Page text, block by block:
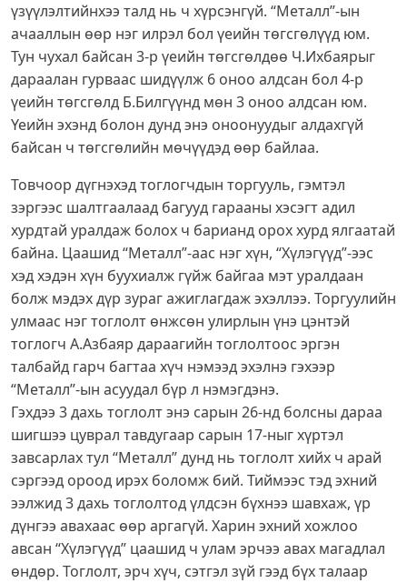
үзүүлэлтийнхээ талд нь ч хүрсэнгүй. “Металл”-ын
ачааллын өөр нэг илрэл бол үеийн төгсгөлүүд юм.
Тун чухал байсан 3-р үеийн төгсгөлдөө Ч.Ихбаярыг
дараалан гурваас шидүүлж 6 оноо алдсан бол 4-р
үеийн төгсгөлд Б.Билгүүнд мөн 3 оноо алдсан юм.
Үеийн эхэнд болон дунд энэ оноонуудыг алдахгүй
байсан ч төгсгөлийн мөчүүдэд өөр байлаа.
Товчоор дүгнэхэд тоглогчдын торгууль, гэмтэл
зэргээс шалтгаалаад багууд гарааны хэсэгт адил
хурдтай уралдаж болох ч барианд орох хурд ялгаатай
байна. Цаашид “Металл”-аас нэг хүн, “Хүлэгүүд”-ээс
хэд хэдэн хүн буухиалж гүйж байгаа мэт уралдаан
болж мэдэх дүр зураг ажиглагдаж эхэллээ. Торгуулийн
улмаас нэг тоглолт өнжсөн улирлын үнэ цэнтэй
тоглогч А.Азбаяр дараагийн тоглолтоос эргэн
талбайд гарч багтаа хүч нэмээд эхэлнэ гэхээр
“Металл”-ын асуудал бүр л нэмэгдэнэ.
Гэхдээ 3 дахь тоглолт энэ сарын 26-нд болсны дараа
шигшээ цуврал тавдугаар сарын 17-ныг хүртэл
завсарлах тул “Металл” дунд нь тоглолт хийх ч арай
сэргээд ороод ирэх боломж бий. Тиймээс тэд эхний
ээлжид 3 дахь тоглолтод үлдсэн бүхнээ шавхаж, үр
дүнгээ авахаас өөр аргагүй. Харин эхний хожлоо
авсан “Хүлэгүүд” цаашид ч улам эрчээ авах магадлал
өндөр. Тоглолт, эрч хүч, сэтгэл зүй гээд бүх талаар